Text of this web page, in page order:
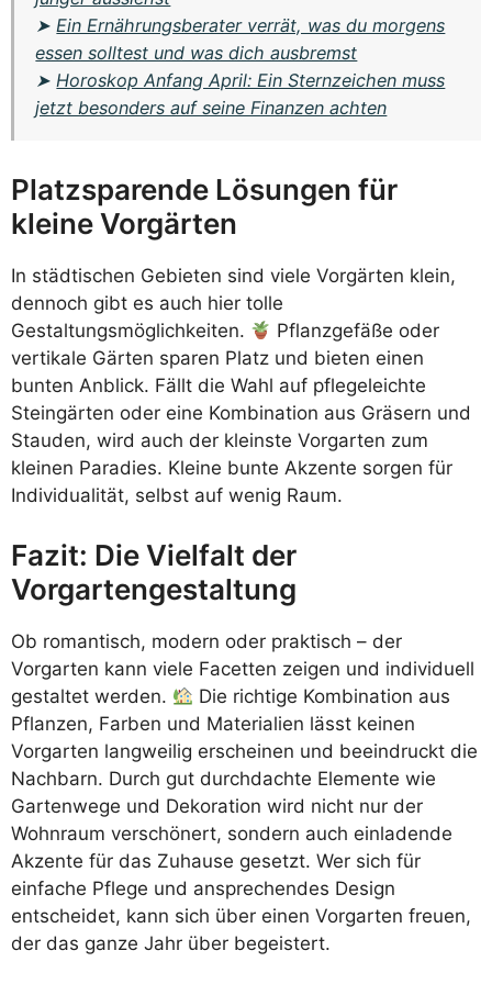
➤ Ein Ernährungsberater verrät, was du morgens
essen solltest und was dich ausbremst
➤ Horoskop Anfang April: Ein Sternzeichen muss
jetzt besonders auf seine Finanzen achten
Platzsparende Lösungen für
kleine Vorgärten
In städtischen Gebieten sind viele Vorgärten klein,
dennoch gibt es auch hier tolle
Gestaltungsmöglichkeiten.
Pflanzgefäße oder
vertikale Gärten sparen Platz und bieten einen
bunten Anblick. Fällt die Wahl auf pflegeleichte
Steingärten oder eine Kombination aus Gräsern und
Stauden, wird auch der kleinste Vorgarten zum
kleinen Paradies. Kleine bunte Akzente sorgen für
Individualität, selbst auf wenig Raum.
Fazit: Die Vielfalt der
Vorgartengestaltung
Ob romantisch, modern oder praktisch – der
Vorgarten kann viele Facetten zeigen und individuell
gestaltet werden.
Die richtige Kombination aus
Pflanzen, Farben und Materialien lässt keinen
Vorgarten langweilig erscheinen und beeindruckt die
Nachbarn. Durch gut durchdachte Elemente wie
Gartenwege und Dekoration wird nicht nur der
Wohnraum verschönert, sondern auch einladende
Akzente für das Zuhause gesetzt. Wer sich für
einfache Pflege und ansprechendes Design
entscheidet, kann sich über einen Vorgarten freuen,
der das ganze Jahr über begeistert.